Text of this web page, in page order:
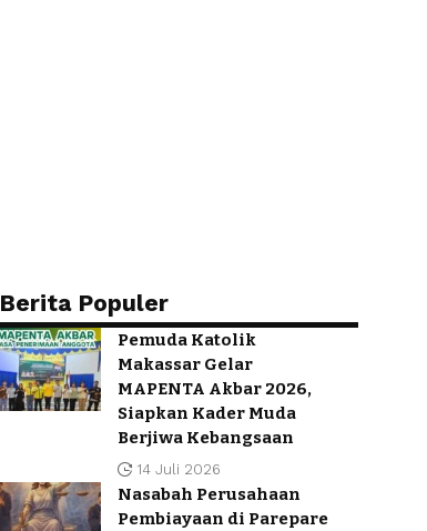
Berita Populer
Pemuda Katolik
Makassar Gelar
MAPENTA Akbar 2026,
Siapkan Kader Muda
Berjiwa Kebangsaan
14 Juli 2026
Nasabah Perusahaan
Pembiayaan di Parepare